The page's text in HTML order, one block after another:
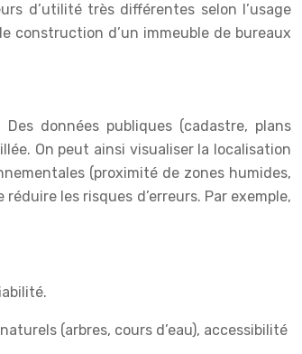
d’utilité très différentes selon l’usage
construction d’un immeuble de bureaux
données publiques (cadastre, plans
On peut ainsi visualiser la localisation
(proximité de zones humides,
les risques d’erreurs. Par exemple,
(arbres, cours d’eau), accessibilité